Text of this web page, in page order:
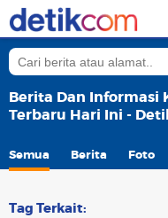
Berita Dan Informasi
Terbaru Hari Ini -
Semua Berita Foto
Tag Terkait: